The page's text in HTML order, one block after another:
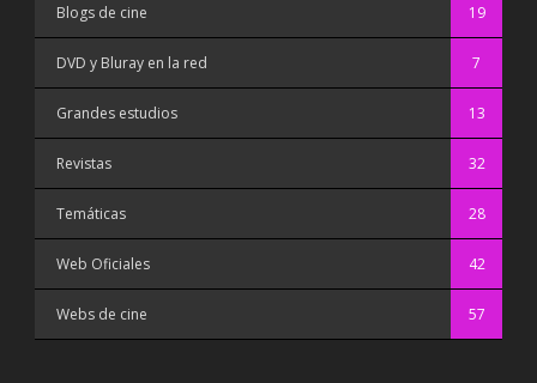
Blogs de cine 19
DVD y Bluray en la red 7
Grandes estudios 13
Revistas 32
Temáticas 28
Web Oficiales 42
Webs de cine 57